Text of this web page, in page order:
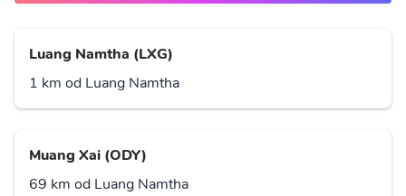
Luang Namtha (LXG)
1 km od Luang Namtha
Muang Xai (ODY)
69 km od Luang Namtha